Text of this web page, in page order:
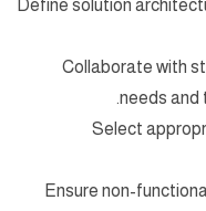
- Define solution
- Collaborate with
needs and
- Select
- Ensure non-